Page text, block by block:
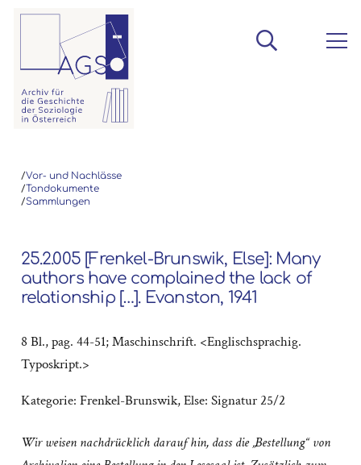
/Vor- und Nachlässe
/Tondokumente
/Sammlungen
25.2.005 [Frenkel-Brunswik, Else]: Many
authors have complained the lack of
relationship […]. Evanston, 1941
8 Bl., pag. 44-51; Maschinschrift. <Englischsprachig.
Typoskript.>
Kategorie: Frenkel-Brunswik, Else: Signatur 25/2
Wir weisen nachdrücklich darauf hin, dass die „Bestellung“ von